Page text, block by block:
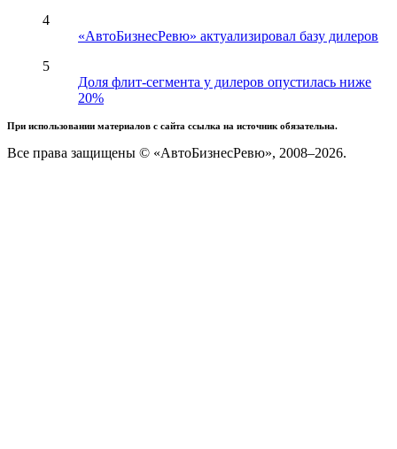
4
«АвтоБизнесРевю» актуализировал базу дилеров
5
Доля флит-сегмента у дилеров опустилась ниже
20%
При использовании материалов с сайта ссылка на источник обязательна.
Все права защищены © «АвтоБизнесРевю», 2008–2026.